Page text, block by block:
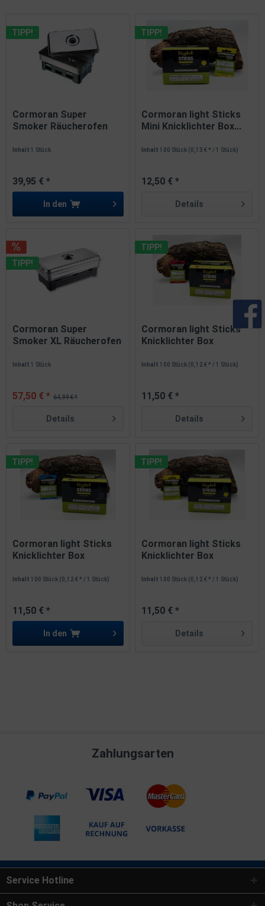
TIPP!
Cormoran Super
Smoker Räucherofen
Inhalt1 Stück
39,95 € *
In den
TIPP!
Cormoran light Sticks
Mini Knicklichter Box...
Inhalt100 Stück (0,13 € * / 1 Stück)
12,50 € *
Details
TIPP!
Cormoran Super
Smoker XL Räucherofen
Inhalt1 Stück
64,99 € *
57,50 € *
Details
TIPP!
Cormoran light Sticks
Knicklichter Box
Inhalt100 Stück (0,12 € * / 1 Stück)
11,50 € *
Details
TIPP!
Cormoran light Sticks
Knicklichter Box
Inhalt100 Stück (0,12 € * / 1 Stück)
11,50 € *
In den
TIPP!
Cormoran light Sticks
Knicklichter Box
Inhalt100 Stück (0,12 € * / 1 Stück)
11,50 € *
Details
Zahlungsarten
Service Hotline